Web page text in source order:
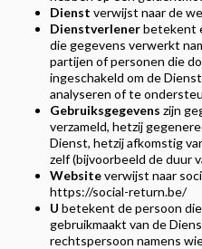
Dienst verwijst naar de
Dienstverlenerbetekent
die gegevens verwerkt
partijen of personen die
ingeschakeld om de
analyseren of te
Gebruiksgegevens zijn
verzameld, hetzij
Dienst, hetzij afkomstig
zelf (bijvoorbeeld de duur
Websiteverwijst naar
https://social-return.be/
U betekent de persoon
gebruikmaakt van de
rechtspersoon namens